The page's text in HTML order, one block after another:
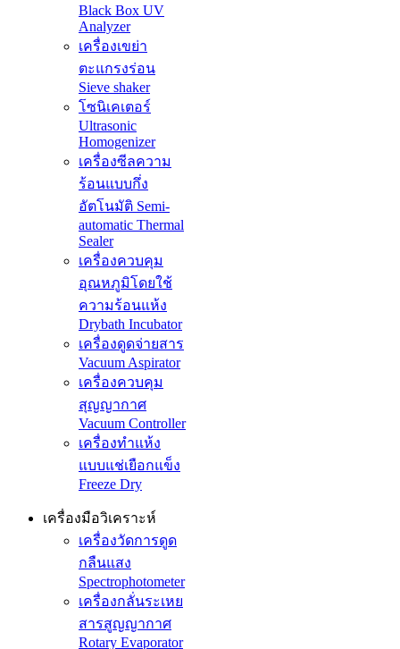
Black Box UV
Analyzer
เครื่องเขย่า
ตะแกรงร่อน
Sieve shaker
โซนิเคเตอร์
Ultrasonic
Homogenizer
เครื่องซีลความ
ร้อนแบบกึ่ง
อัตโนมัติ Semi-
automatic Thermal
Sealer
เครื่องควบคุม
อุณหภูมิโดยใช้
ความร้อนแห้ง
Drybath Incubator
เครื่องดูดจ่ายสาร
Vacuum Aspirator
เครื่องควบคุม
สุญญากาศ
Vacuum Controller
เครื่องทำแห้ง
แบบแช่เยือกแข็ง
Freeze Dry
เครื่องมือวิเคราะห์
เครื่องวัดการดูด
กลืนแสง
Spectrophotometer
เครื่องกลั่นระเหย
สารสูญญากาศ
Rotary Evaporator